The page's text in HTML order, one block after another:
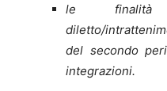
le finalità
diletto/
del secondo
integrazioni.